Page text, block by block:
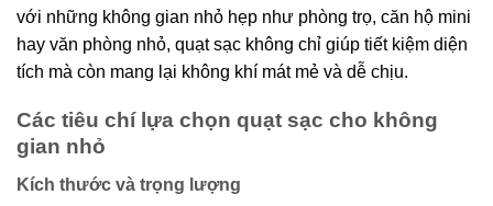
với những không gian nhỏ hẹp như phòng trọ, căn hộ mini
hay văn phòng nhỏ, quạt sạc không chỉ giúp tiết kiệm diện
tích mà còn mang lại không khí mát mẻ và dễ chịu.
Các tiêu chí lựa chọn quạt sạc cho không
gian nhỏ
Kích thước và trọng lượng